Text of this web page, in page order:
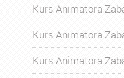
Kurs Animatora
Kurs Animatora
Kurs Animatora